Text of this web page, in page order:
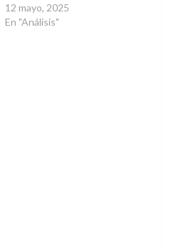
12 mayo, 2025
En "Análisis"